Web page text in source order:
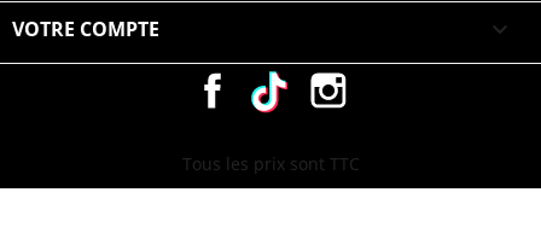
VOTRE COMPTE 
FacebookVimeo
Tous les prix sont TTC